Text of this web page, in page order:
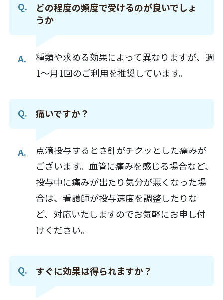
どの程度の頻度で受けるのが良いでしょ
うか
種類や求める効果によって異なりますが、週
1〜月1回のご利用を推奨しています。
痛いですか？
点滴投与するとき針がチクッとした痛みが
ございます。 血管に痛みを感じる場合など、
投与中に痛みが出たり気分が悪くなった場
合は、 看護師が投与速度を調整したりな
ど、対応いたしますのでお気軽にお申し付
けください。
すぐに効果は得られますか？